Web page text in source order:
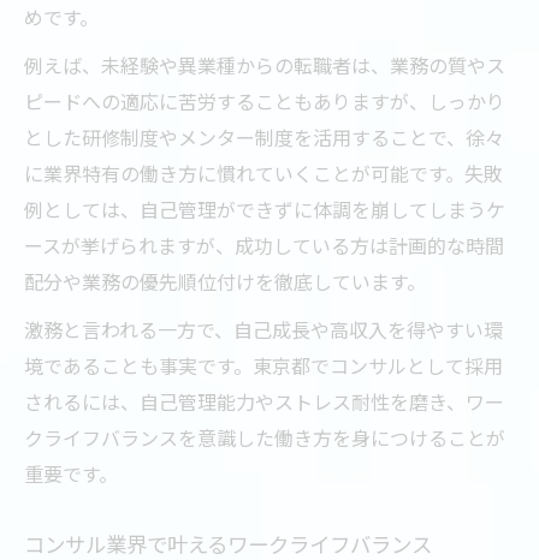
めです。
例えば、未経験や異業種からの転職者は、業務の質やス
ピードへの適応に苦労することもありますが、しっかり
とした研修制度やメンター制度を活用することで、徐々
に業界特有の働き方に慣れていくことが可能です。失敗
例としては、自己管理ができずに体調を崩してしまうケ
ースが挙げられますが、成功している方は計画的な時間
配分や業務の優先順位付けを徹底しています。
激務と言われる一方で、自己成長や高収入を得やすい環
境であることも事実です。東京都でコンサルとして採用
されるには、自己管理能力やストレス耐性を磨き、ワー
クライフバランスを意識した働き方を身につけることが
重要です。
コンサル業界で叶えるワークライフバランス